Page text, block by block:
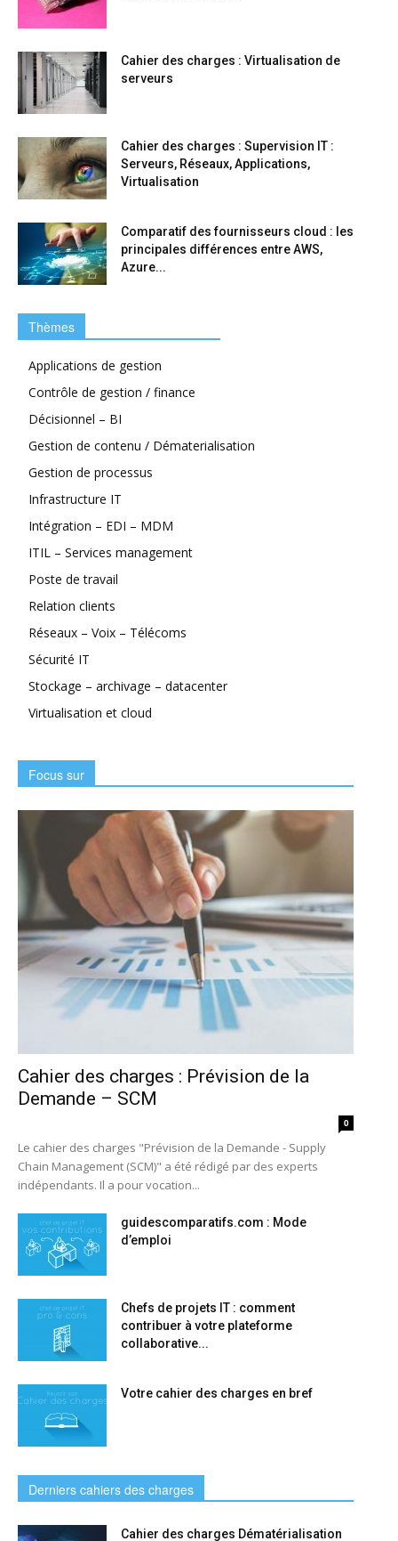
Cahier des charges : Virtualisation de
serveurs
Cahier des charges : Supervision IT :
Serveurs, Réseaux, Applications,
Virtualisation
Comparatif des fournisseurs cloud : les
principales différences entre AWS,
Azure...
Thèmes
Applications de gestion
Contrôle de gestion / finance
Décisionnel – BI
Gestion de contenu / Dématerialisation
Gestion de processus
Infrastructure IT
Intégration – EDI – MDM
ITIL – Services management
Poste de travail
Relation clients
Réseaux – Voix – Télécoms
Sécurité IT
Stockage – archivage – datacenter
Virtualisation et cloud
Focus sur
Cahier des charges : Prévision de la
Demande – SCM
0
Le cahier des charges "Prévision de la Demande - Supply
Chain Management (SCM)" a été rédigé par des experts
indépendants. Il a pour vocation...
guidescomparatifs.com : Mode
d’emploi
Chefs de projets IT : comment
contribuer à votre plateforme
collaborative...
Votre cahier des charges en bref
Derniers cahiers des charges
Cahier des charges Dématérialisation